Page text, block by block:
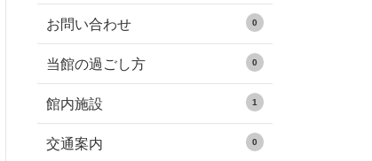
お問い合わせ 0
当館の過ごし方 0
館内施設 1
交通案内 0